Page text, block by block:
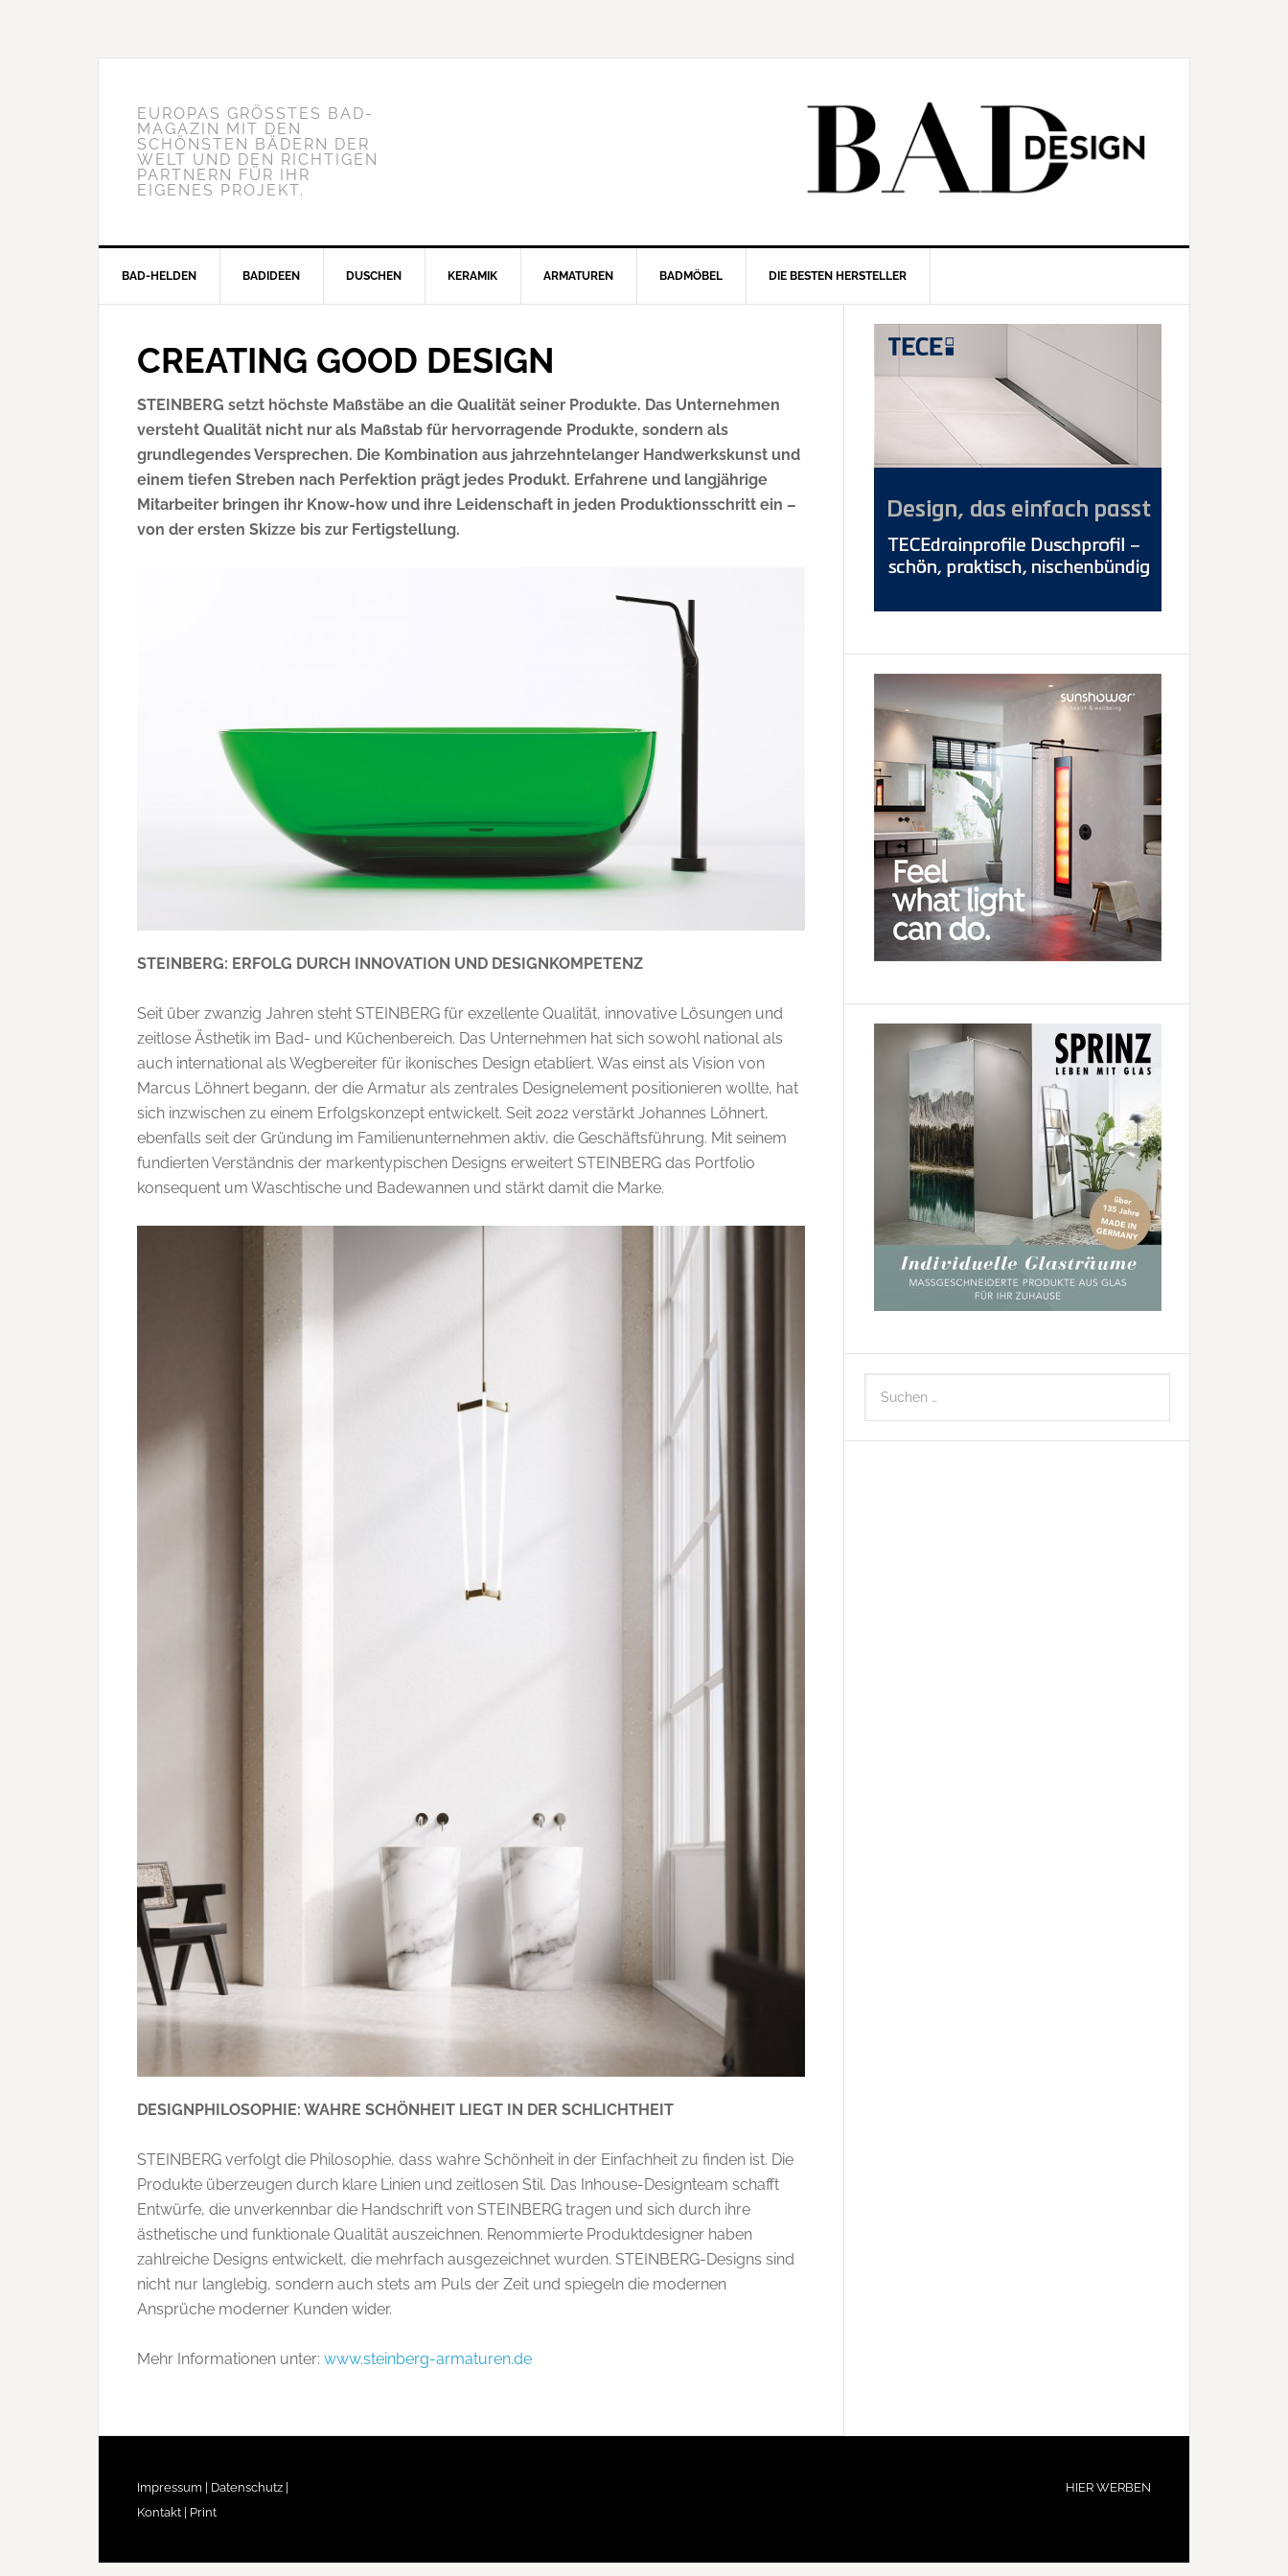
EUROPAS GRÖSSTES BAD-M
AGAZIN MIT DEN S
CHÖNSTEN BÄDERN DER W
ELT UND DEN RICHTIGEN P
ARTNERN FÜR IHR E
IGENES PROJEKT.
BAD-HELDEN BADIDEEN DUSCHEN KERAMIK ARMATUREN BADMÖBEL DIE BESTEN HERSTELLER
CREATING GOOD DESIGN
STEINBERG setzt höchste Maßstäbe an die Qualität seiner Produkte. Das Unternehmen
versteht Qualität nicht nur als Maßstab für hervorragende Produkte, sondern als
grundlegendes Versprechen. Die Kombination aus jahrzehntelanger Handwerkskunst und
einem tiefen Streben nach Perfektion prägt jedes Produkt. Erfahrene und langjährige
Mitarbeiter bringen ihr Know-how und ihre Leidenschaft in jeden Produktionsschritt ein –
von der ersten Skizze bis zur Fertigstellung.
STEINBERG: ERFOLG DURCH INNOVATION UND DESIGNKOMPETENZ
Seit über zwanzig Jahren steht STEINBERG für exzellente Qualität, innovative Lösungen und
zeitlose Ästhetik im Bad- und Küchenbereich. Das Unternehmen hat sich sowohl national als
auch international als Wegbereiter für ikonisches Design etabliert. Was einst als Vision von
Marcus Löhnert begann, der die Armatur als zentrales Designelement positionieren wollte, hat
sich inzwischen zu einem Erfolgskonzept entwickelt. Seit 2022 verstärkt Johannes Löhnert,
ebenfalls seit der Gründung im Familienunternehmen aktiv, die Geschäftsführung. Mit seinem
fundierten Verständnis der markentypischen Designs erweitert STEINBERG das Portfolio
konsequent um Waschtische und Badewannen und stärkt damit die Marke.
DESIGNPHILOSOPHIE: WAHRE SCHÖNHEIT LIEGT IN DER SCHLICHTHEIT
STEINBERG verfolgt die Philosophie, dass wahre Schönheit in der Einfachheit zu finden ist. Die
Produkte überzeugen durch klare Linien und zeitlosen Stil. Das Inhouse-Designteam schafft
Entwürfe, die unverkennbar die Handschrift von STEINBERG tragen und sich durch ihre
ästhetische und funktionale Qualität auszeichnen. Renommierte Produktdesigner haben
zahlreiche Designs entwickelt, die mehrfach ausgezeichnet wurden. STEINBERG-Designs sind
nicht nur langlebig, sondern auch stets am Puls der Zeit und spiegeln die modernen
Ansprüche moderner Kunden wider.
Mehr Informationen unter: www.steinberg-armaturen.de
Impressum |
Datenschutz |
Kontakt |
Print
HIER WERBEN